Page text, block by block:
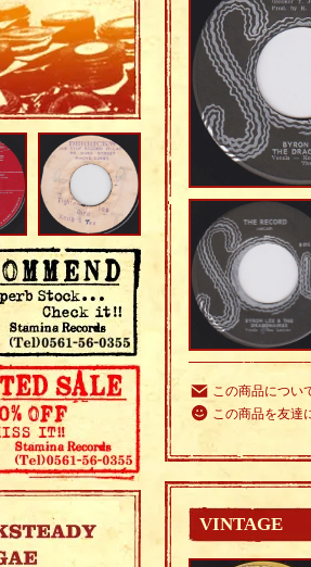
この商品につい
この商品を友達
VINTAGE